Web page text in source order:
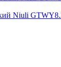
Niuli